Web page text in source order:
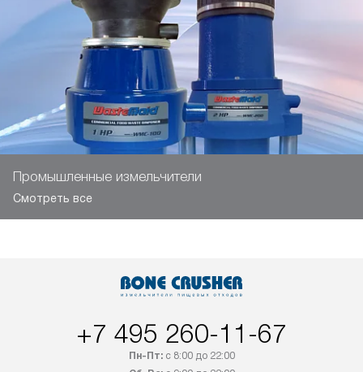
Промышленные измельчители
Смотреть все
+7 495 260-11-67
Пн-Пт:с 8:00 до 22:00